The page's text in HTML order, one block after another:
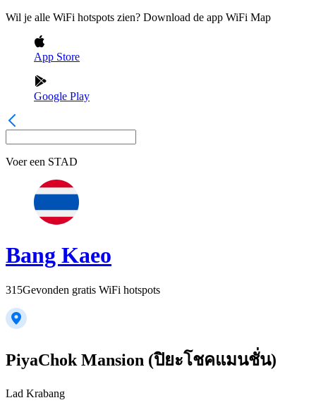
Wil je alle WiFi hotspots zien? Download de app WiFi Map
App Store
Google Play
Voer een STAD
Bang Kaeo
315Gevonden gratis WiFi hotspots
PiyaChok Mansion (ปิยะโชคแมนชั่น)
Lad Krabang